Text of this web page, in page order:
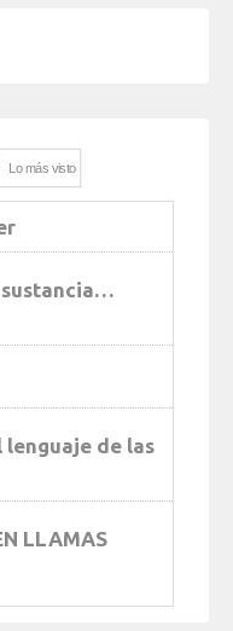
Lo más visto
sustancia…
lenguaje de las
LLAMAS